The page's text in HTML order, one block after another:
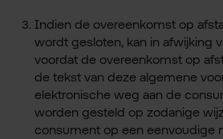
Indien de overeenkomst op
wordt gesloten, kan in afwijking
voordat de overeenkomst op
de tekst van deze algemene
elektronische weg aan de
worden gesteld op zodanige
consument op een eenvoudige